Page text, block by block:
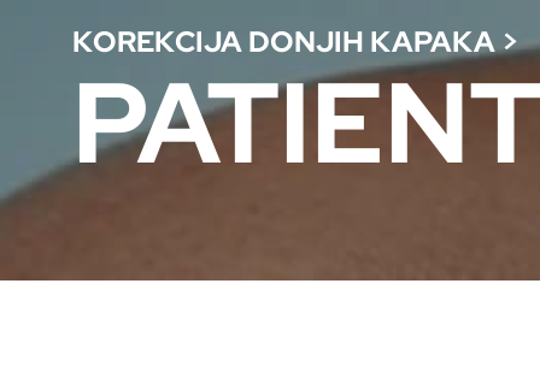
KOREKCIJA DONJIH KAPAKA>